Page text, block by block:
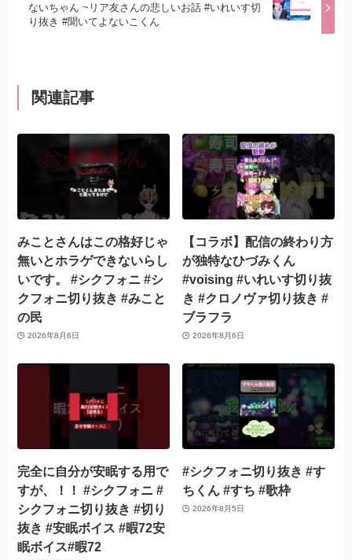
ないちゃん ~リア友さんの悲しいお話 #いれいす切
り抜き #聞いてよないこくん
関連記事
みことさんはこの格好じゃ
無いとホラゲできないらし
いです。 #シクフォニ #シ
クフォニ切り抜き #みこと
の民
2026年8月6日
【コラボ】配信の終わり方
が独特なひづみくん
#voising #いれいす切り抜
き #クロノヴァ切り抜き #
ブラフラ
2026年8月6日
完全に自分が安眠する用で
すが、！！ #シクフォニ #
シクフォニ切り抜き #切り
抜き #安眠ボイス #暇72安
眠ボイス#暇72
#シクフォニ切り抜き #す
ちくん #すち #歌枠
2026年8月5日